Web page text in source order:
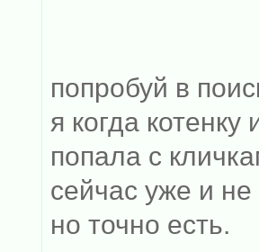
попробуй в
я когда
попала с
сейчас уже и
но точно есть.